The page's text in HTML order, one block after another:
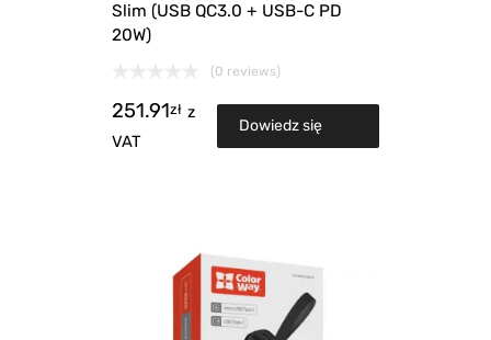
Slim (USB QC3.0 + USB-C PD
20W)
(0 reviews)
251.91zł z
VAT
Dowiedz się